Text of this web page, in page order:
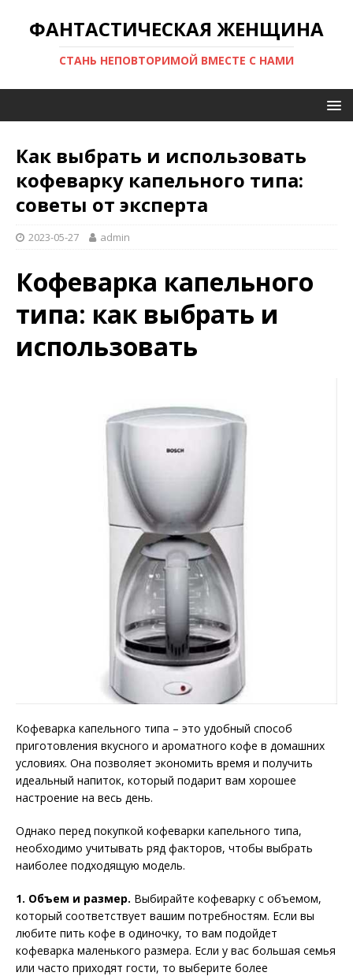
ФАНТАСТИЧЕСКАЯ ЖЕНЩИНА
СТАНЬ НЕПОВТОРИМОЙ ВМЕСТЕ С НАМИ
Как выбрать и использовать
кофеварку капельного типа:
советы от эксперта
2023-05-27 admin
Кофеварка капельного
типа: как выбрать и
использовать
Кофеварка капельного типа – это удобный способ
приготовления вкусного и ароматного кофе в домашних
условиях. Она позволяет экономить время и получить
идеальный напиток, который подарит вам хорошее
настроение на весь день.
Однако перед покупкой кофеварки капельного типа,
необходимо учитывать ряд факторов, чтобы выбрать
наиболее подходящую модель.
1. Объем и размер. Выбирайте кофеварку с объемом,
который соответствует вашим потребностям. Если вы
любите пить кофе в одиночку, то вам подойдет
кофеварка маленького размера. Если у вас большая семья
или часто приходят гости, то выберите более